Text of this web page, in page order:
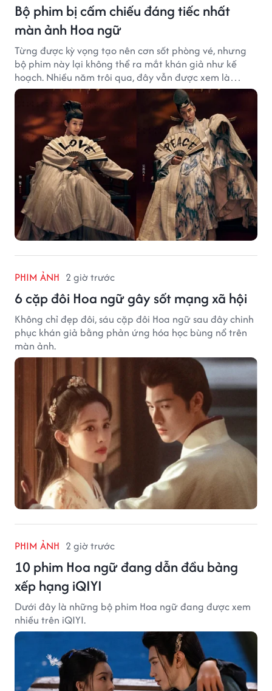
Bộ phim bị cấm chiếu đáng tiếc nhất
màn ảnh Hoa ngữ
Từng được kỳ vọng tạo nên cơn sốt phòng vé, nhưng
bộ phim này lại không thể ra mắt khán giả như kế
hoạch. Nhiều năm trôi qua, đây vẫn được xem là
trường hợp đáng tiếc bậc nhất của màn ảnh Hoa ngữ.
PHIM ẢNH 2 giờ trước
6 cặp đôi Hoa ngữ gây sốt mạng xã hội
Không chỉ đẹp đôi, sáu cặp đôi Hoa ngữ sau đây chinh
phục khán giả bằng phản ứng hóa học bùng nổ trên
màn ảnh.
PHIM ẢNH 2 giờ trước
10 phim Hoa ngữ đang dẫn đầu bảng
xếp hạng iQIYI
Dưới đây là những bộ phim Hoa ngữ đang được xem
nhiều trên iQIYI.